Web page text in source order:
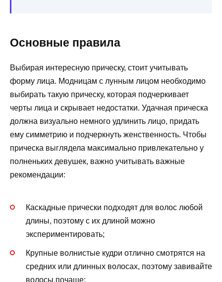
Основные правила
Выбирая интересную прическу, стоит учитывать
форму лица. Модницам с лунным лицом необходимо
выбирать такую ​​прическу, которая подчеркивает
черты лица и скрывает недостатки. Удачная прическа
должна визуально немного удлинить лицо, придать
ему симметрию и подчеркнуть женственность. Чтобы
прическа выглядела максимально привлекательно у
полненьких девушек, важно учитывать важные
рекомендации:
Каскадные прически подходят для волос любой
длины, поэтому с их длиной можно
экспериментировать;
Крупные волнистые кудри отлично смотрятся на
средних или длинных волосах, поэтому завивайте
волосы почаще;